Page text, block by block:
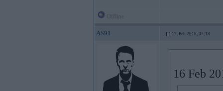
AS91 17. Feb 2018, 07:18
16 Feb